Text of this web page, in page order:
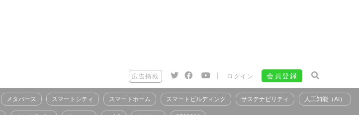
広告掲載 | ログイン 会員登録
メタバース スマートシティ スマートホーム スマートビルディング サステナビリティ 人工知能（AI）